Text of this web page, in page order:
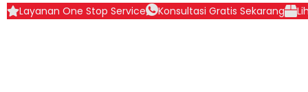
Layanan One Stop Service Konsultasi Gratis Sekarang